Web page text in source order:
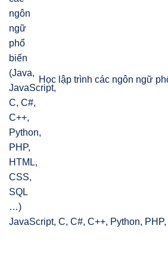
Học lập trình các ngôn ngữ
JavaScript, C, C#, C++, Python,